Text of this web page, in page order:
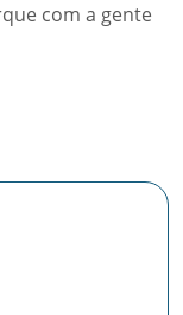
com a gente